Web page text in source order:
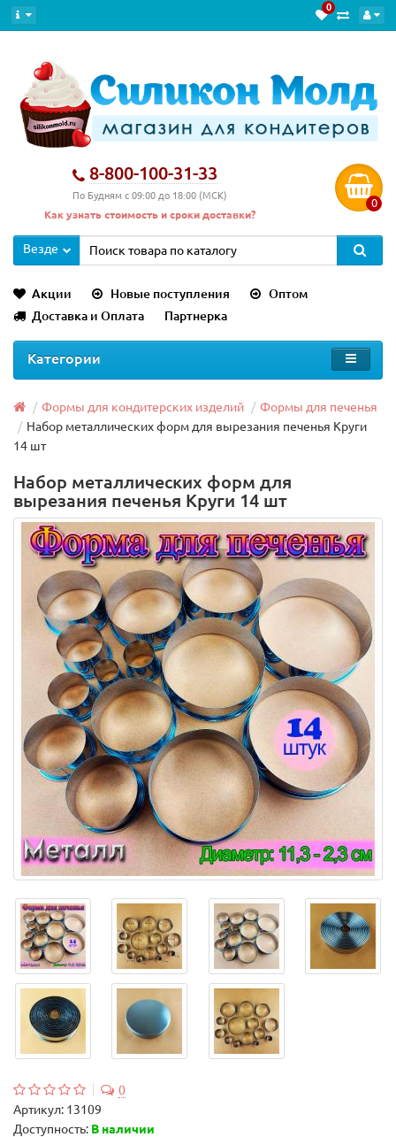
0
8-800-100-31-33
По Будням с 09:00 до 18:00 (МСК)
Как узнать стоимость и сроки доставки?
0
Везде
Акции Новые поступления
Оптом
Доставка и Оплата
Партнерка
Категории
Формы для кондитерских изделий
Формы для печенья
Набор металлических форм для вырезания печенья Круги
14 шт
Набор металлических форм для
вырезания печенья Круги 14 шт
0
Артикул: 13109
Доступность: В наличии